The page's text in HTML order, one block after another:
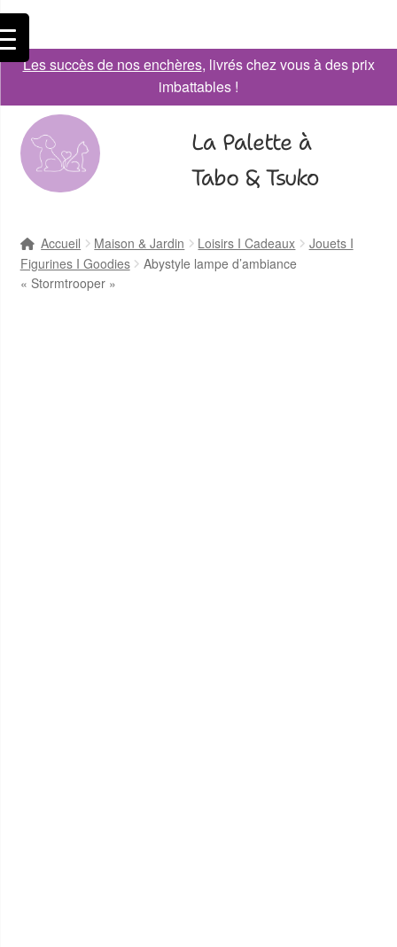
Les succès de nos enchères, livrés chez vous à des prix
imbattables !
La Palette à
Tabo & Tsuko
Accueil Maison & Jardin Loisirs I Cadeaux
Jouets I
Figurines I Goodies
Abystyle lampe d’ambiance
« Stormtrooper »